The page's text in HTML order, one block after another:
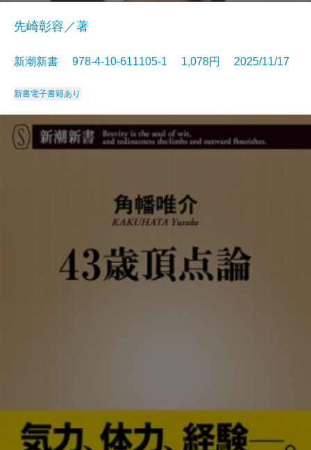
先崎彰容／著
新潮新書 978-4-10-611105-1 1,078円 2025/11/17
新書電子書籍あり